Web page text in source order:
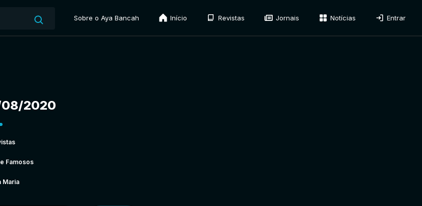
Sobre o Aya Bancah Início Revistas Jornais Notícias Entrar
08/2020
Famosos
Maria